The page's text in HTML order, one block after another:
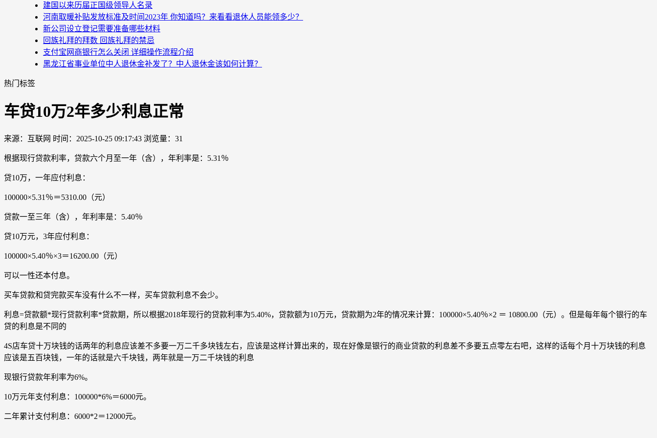
建国以来历届正国级领导人名录
河南取暖补贴发放标准及时间2023年 你知道吗？来看看退休人员能领多少？
新公司设立登记需要准备哪些材料
回族礼拜的拜数 回族礼拜的禁忌
支付宝网商银行怎么关闭 详细操作流程介绍
黑龙江省事业单位中人退休金补发了？中人退休金该如何计算？
热门标签
车贷10万2年多少利息正常
来源：互联网 时间：2025-10-25 09:17:43 浏览量：31
根据现行贷款利率，贷款六个月至一年（含），年利率是：5.31％
贷10万，一年应付利息：
100000×5.31％＝5310.00（元）
贷款一至三年（含），年利率是：5.40％
贷10万元，3年应付利息：
100000×5.40％×3＝16200.00（元）
可以一性还本付息。
买车贷款和贷完款买车没有什么不一样，买车贷款利息不会少。
利息=贷款额*现行贷款利率*贷款期，所以根据2018年现行的贷款利率为5.40%，贷款额为10万元，贷款期为2年的情况来计算：100000×5.40％×2 ＝ 10800.00（元）。但是每年每个银行的车
贷的利息是不同的
4S店车贷十万块钱的话两年的利息应该差不多要一万二千多块钱左右，应该是这样计算出来的，现在好像是银行的商业贷款的利息差不多要五点零左右吧，这样的话每个月十万块钱的利息
应该是五百块钱，一年的话就是六千块钱，两年就是一万二千块钱的利息
现银行贷款年利率为6%。
10万元年支付利息：100000*6%＝6000元。
二年累计支付利息：6000*2＝12000元。